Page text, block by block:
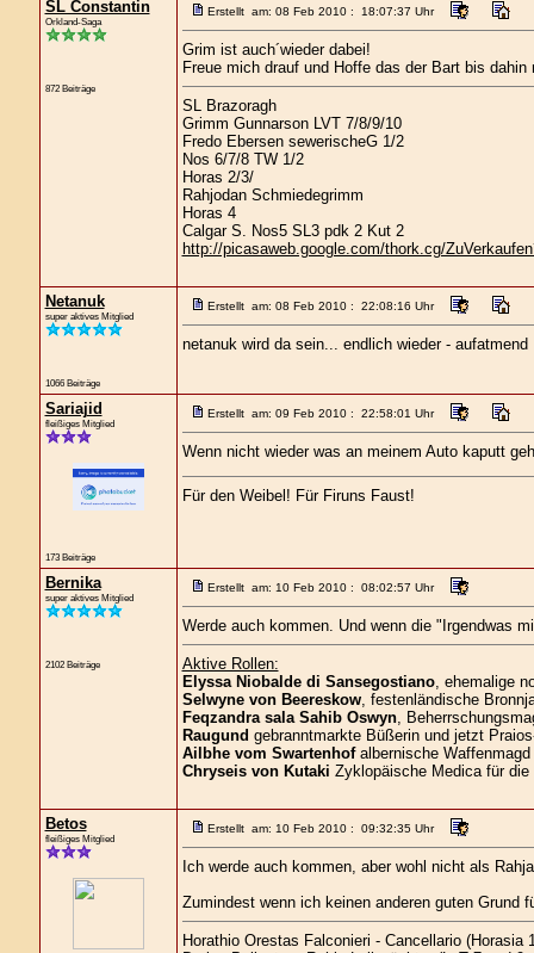
SL Constantin
Orkland-Saga
872 Beiträge
Erstellt am: 08 Feb 2010 : 18:07:37 Uhr
Grim ist auch´wieder dabei!
Freue mich drauf und Hoffe das der Bart bis dahin
SL Brazoragh
Grimm Gunnarson LVT 7/8/9/10
Fredo Ebersen sewerischeG 1/2
Nos 6/7/8 TW 1/2
Horas 2/3/
Rahjodan Schmiedegrimm
Horas 4
Calgar S. Nos5 SL3 pdk 2 Kut 2
http://picasaweb.google.com/thork.cg/
Netanuk
super aktives Mitglied
1066 Beiträge
Erstellt am: 08 Feb 2010 : 22:08:16 Uhr
netanuk wird da sein... endlich wieder - aufatmend
Sariajid
fleißiges Mitglied
173 Beiträge
Erstellt am: 09 Feb 2010 : 22:58:01 Uhr
Wenn nicht wieder was an meinem Auto kaputt
Für den Weibel! Für Firuns Faust!
Bernika
super aktives Mitglied
2102 Beiträge
Erstellt am: 10 Feb 2010 : 08:02:57 Uhr
Werde auch kommen. Und wenn die "Irgendwas
Aktive Rollen:
Elyssa Niobalde di Sansegostiano, ehemalige
Selwyne von Beereskow, festenländische
Feqzandra sala Sahib Oswyn,
Raugund gebranntmarkte Büßerin und jetzt
Ailbhe vom Swartenhofalbernische Waffenmagd
Chryseis von Kutaki Zyklopäische Medica für
Betos
fleißiges Mitglied
Erstellt am: 10 Feb 2010 : 09:32:35 Uhr
Ich werde auch kommen, aber wohl nicht als
Zumindest wenn ich keinen anderen guten Grund
Horathio Orestas Falconieri - Cancellario (Horasia